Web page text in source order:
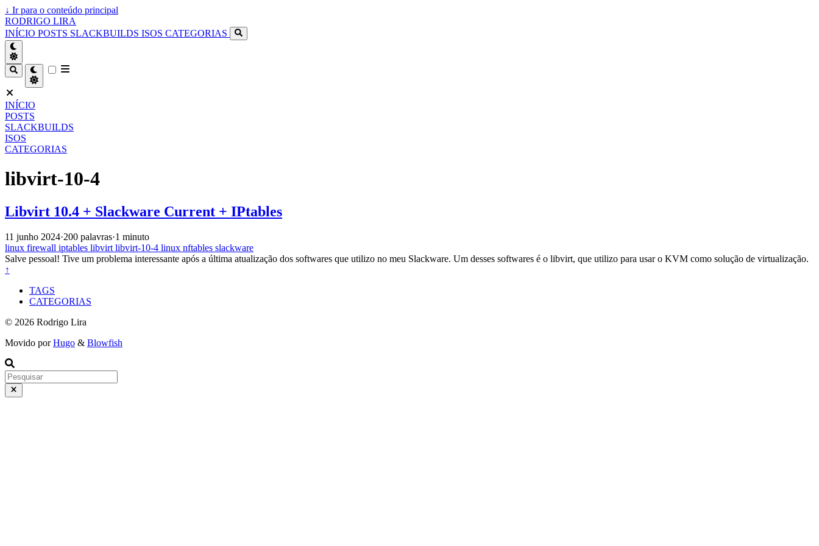
↓ Ir para o conteúdo principal
RODRIGO LIRA
INÍCIO POSTS SLACKBUILDS ISOS CATEGORIAS
INÍCIO
POSTS
SLACKBUILDS
ISOS
CATEGORIAS
libvirt-10-4
Libvirt 10.4 + Slackware Current + IPtables
11 junho 2024·200 palavras·1 minuto
linux firewall iptables libvirtlibvirt-10-4 linux nftables slackware
Salve pessoal! Tive um problema interessante após a última atualização dos softwares que utilizo no meu Slackware. Um desses softwares é o libvirt, que utilizo para usar o KVM como solução de virtualização.
↑
TAGS
CATEGORIAS
© 2026 Rodrigo Lira
Movido porHugo & Blowfish